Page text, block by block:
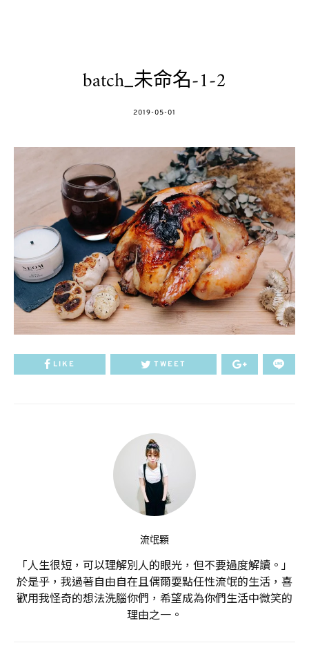
batch_未命名-1-2
POSTED
2019-05-01
LIKE TWEET
流氓顆
「人生很短，可以理解別人的眼光，但不要過度解讀。」
於是乎，我過著自由自在且偶爾耍點任性流氓的生活，喜
歡用我怪奇的想法洗腦你們，希望成為你們生活中微笑的
理由之一。